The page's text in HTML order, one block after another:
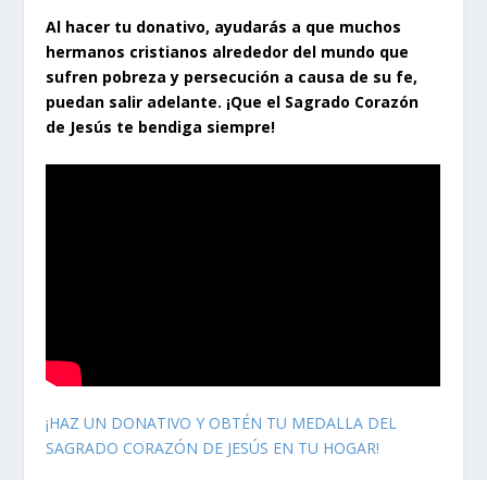
Al hacer tu donativo, ayudarás a que muchos
hermanos cristianos alrededor del mundo que
sufren pobreza y persecución a causa de su fe,
puedan salir adelante. ¡Que el Sagrado Corazón
de Jesús te bendiga siempre!
¡HAZ UN DONATIVO Y OBTÉN TU MEDALLA DEL
SAGRADO CORAZÓN DE JESÚS EN TU HOGAR!